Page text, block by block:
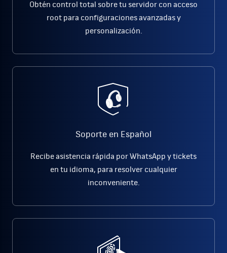
Obtén control total sobre tu servidor con acceso
root para configuraciones avanzadas y
personalización.
Soporte en Español
Recibe asistencia rápida por WhatsApp y tickets
en tu idioma, para resolver cualquier
inconveniente.